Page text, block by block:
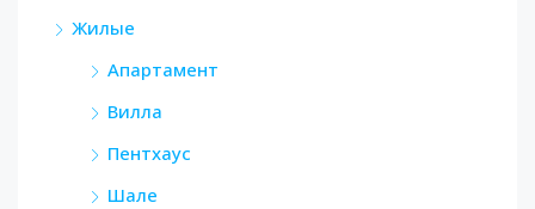
Жилые
Апартамент
Вилла
Пентхаус
Шале